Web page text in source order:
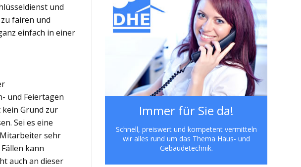
Immer für Sie da!
Schnell, preiswert und kompetent vermitteln
wir alles rund um das Thema Haus- und
Gebäudetechnik.
und
fairen und
einfach in einer
und Feiertagen
Grund zur
Sei es eine
sehr
kann
auch an dieser